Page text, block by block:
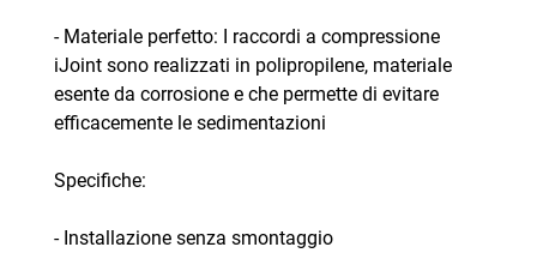
- Materiale perfetto: I raccordi a compressione
iJoint sono realizzati in polipropilene, materiale
esente da corrosione e che permette di evitare
efficacemente le sedimentazioni
Specifiche:
- Installazione senza smontaggio